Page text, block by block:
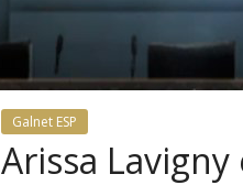
Galnet ESP
Arissa